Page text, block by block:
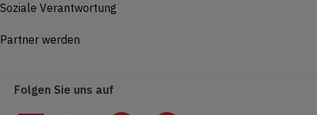
Soziale Verantwortung
Partner werden
Folgen Sie uns auf